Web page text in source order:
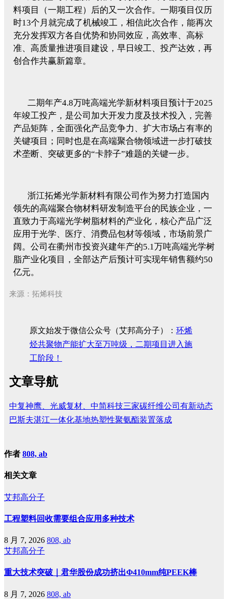
料项目（一期工程）后的又一次合作。一期项目仅历
时13个月就完成了机械竣工，相信此次合作，能再次
充分发挥双方各自优势和协同效应，高效率、高标
准、高质量推进项目建设，早日竣工、投产达效，再
创合作共赢新篇章。
二期年产4.8万吨高端光学新材料项目预计于2025
年竣工投产，是公司加大开发力度及技术投入，完善
产品矩阵，全面强化产品竞争力、扩大市场占有率的
关键项目；同时也是在高端聚合物领域进一步打破技
术垄断、突破更多的“卡脖子”难题的关键一步。
浙江拓烯光学新材料有限公司作为努力打造国内
领先的高端聚合物材料研发制造平台的民族企业，一
直致力于高端光学树脂材料的产业化，核心产品广泛
应用于光学、医疗、消费品包材等领域，市场前景广
阔。公司在衢州市投资兴建年产的5.1万吨高端光学树
脂产业化项目，全部达产后预计可实现年销售额约50
亿元。
来源：拓烯科技
原文始发于微信公众号（艾邦高分子）： 环烯
烃共聚物产能扩大至万吨级，二期项目进入施
工阶段！
文章导航
中复神鹰、光威复材、中简科技三家碳纤维公司有新动态
巴斯夫湛江一体化基地热塑性聚氨酯装置落成
作者 808, ab
相关文章
艾邦高分子
工程塑料回收需要组合应用多种技术
8 月 7, 2026 808, ab
艾邦高分子
重大技术突破｜君华股份成功挤出Φ410mm纯PEEK棒
8 月 7, 2026 808, ab